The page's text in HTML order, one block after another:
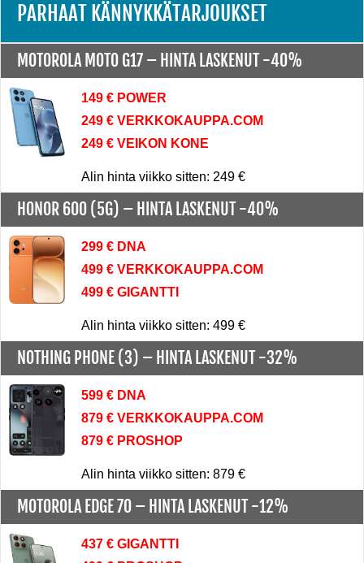
PARHAAT KÄNNYKKÄTARJOUKSET
MOTOROLA MOTO G17 – HINTA LASKENUT -40%
149 € POWER
249 € VERKKOKAUPPA.COM
249 € VEIKON KONE
Alin hinta viikko sitten: 249 €
HONOR 600 (5G) – HINTA LASKENUT -40%
299 € DNA
499 € VERKKOKAUPPA.COM
499 € GIGANTTI
Alin hinta viikko sitten: 499 €
NOTHING PHONE (3) – HINTA LASKENUT -32%
599 € DNA
879 € VERKKOKAUPPA.COM
879 € PROSHOP
Alin hinta viikko sitten: 879 €
MOTOROLA EDGE 70 – HINTA LASKENUT -12%
437 € GIGANTTI